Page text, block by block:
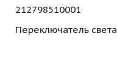
212798510001
Переключатель света